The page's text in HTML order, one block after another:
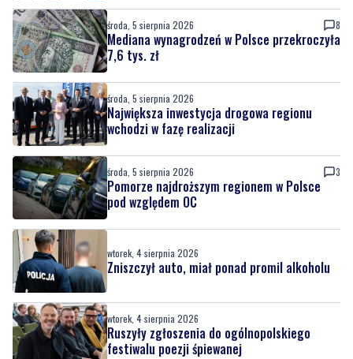
środa, 5 sierpnia 2026 8
Mediana wynagrodzeń w Polsce przekroczyła
7,6 tys. zł
środa, 5 sierpnia 2026
Największa inwestycja drogowa regionu
wchodzi w fazę realizacji
środa, 5 sierpnia 2026 3
Pomorze najdroższym regionem w Polsce
pod względem OC
wtorek, 4 sierpnia 2026
Zniszczył auto, miał ponad promil alkoholu
wtorek, 4 sierpnia 2026
Ruszyły zgłoszenia do ogólnopolskiego
festiwalu poezji śpiewanej